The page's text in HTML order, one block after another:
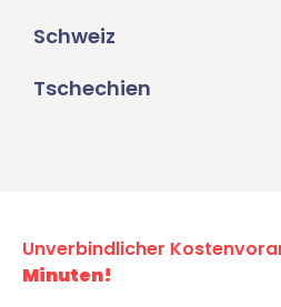
Schweiz
Tschechien
Unverbindlicher
Minuten!